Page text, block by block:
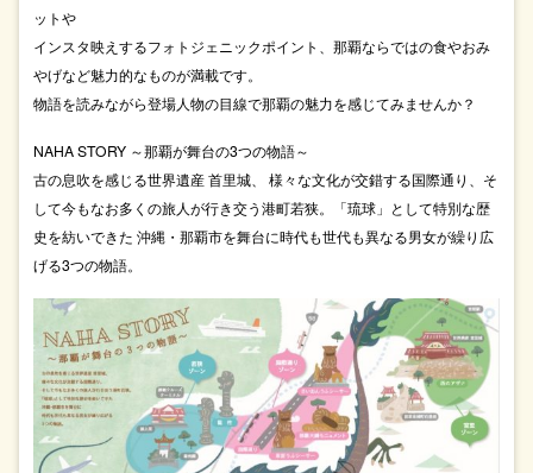
ットや
インスタ映えするフォトジェニックポイント、那覇ならではの食やおみ
やげなど魅力的なものが満載です。
物語を読みながら登場人物の目線で那覇の魅力を感じてみませんか？
NAHA STORY ～那覇が舞台の3つの物語～
古の息吹を感じる世界遺産 首里城、 様々な文化が交錯する国際通り、そ
して今もなお多くの旅人が行き交う港町若狭。「琉球」として特別な歴
史を紡いできた 沖縄・那覇市を舞台に時代も世代も異なる男女が繰り広
げる3つの物語。